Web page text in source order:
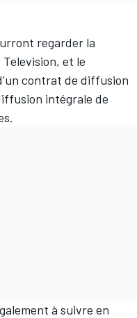
regarder la
et le
contrat de diffusion
intégrale de
à suivre en